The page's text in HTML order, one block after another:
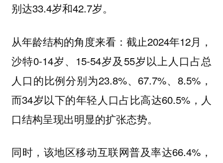
别达33.4岁和42.7岁。
从年龄结构的角度来看：截止2024年12月，
沙特0-14岁、15-54岁及55岁以上人口占总
人口的比例分别为23.8%、67.7%、8.5%，
而34岁以下的年轻人口占比高达60.5%，人
口结构呈现出明显的扩张态势。
同时，该地区移动互联网普及率达66.4%，